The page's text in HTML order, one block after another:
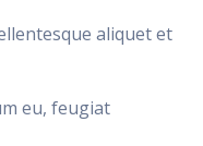
aliquet et
eu, feugiat